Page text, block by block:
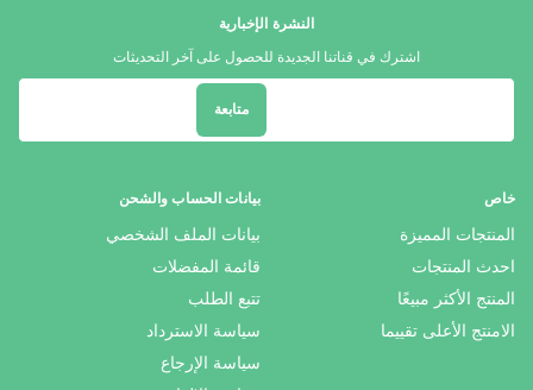
خاص
المنتجات المميزة
احدث المنتجات
المنتج الأكثر مبيعًا
الامنتج الأعلى تقييما
بيانات الحساب والشحن
بيانات الملف الشخصي
قائمة المفضلات
تتبع الطلب
سياسة الاسترداد
سياسة الإرجاع
النشرة الإخبارية
اشترك في قناتنا الجديدة للحصول على آخر التحديثات
متابعة